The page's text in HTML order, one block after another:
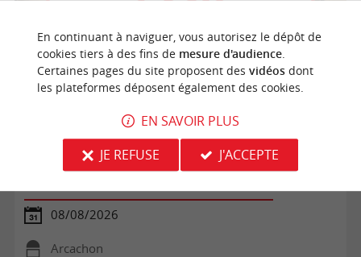
Visite libre du Bunker 502
08/08/2026
Arcachon
En continuant à naviguer, vous autorisez le dépôt de
cookies tiers à des fins de mesure d'audience.
Certaines pages du site proposent des vidéosdont
les plateformes déposent également des cookies.
EN SAVOIR PLUS
JE REFUSE
J'ACCEPTE